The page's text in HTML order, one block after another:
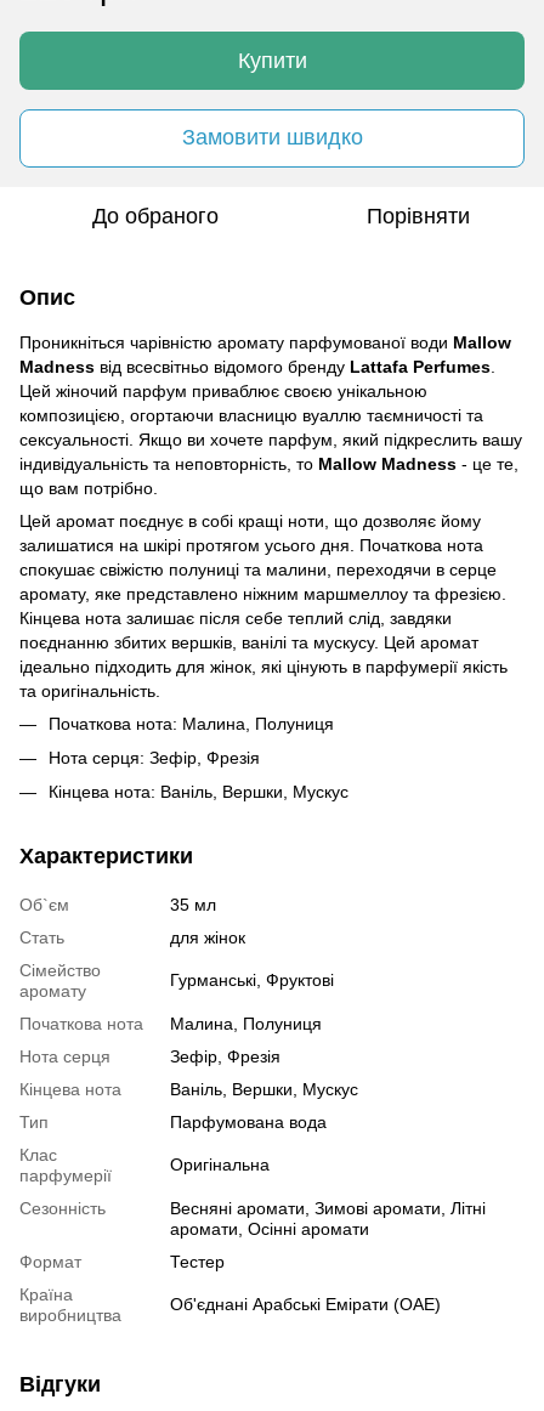
Купити
Замовити швидко
До обраного Порівняти
Опис
Проникніться чарівністю аромату парфумованої води Mallow
Madness від всесвітньо відомого бренду Lattafa Perfumes
Цей жіночий парфум приваблює своєю унікальною
композицією, огортаючи власницю вуаллю таємничості та
сексуальності. Якщо ви хочете парфум, який підкреслить вашу
індивідуальність та неповторність, то Mallow Madness - це те,
що вам потрібно.
Цей аромат поєднує в собі кращі ноти, що дозволяє йому
залишатися на шкірі протягом усього дня. Початкова нота
спокушає свіжістю полуниці та малини, переходячи в серце
аромату, яке представлено ніжним маршмеллоу та фрезією.
Кінцева нота залишає після себе теплий слід, завдяки
поєднанню збитих вершків, ванілі та мускусу. Цей аромат
ідеально підходить для жінок, які цінують в парфумерії якість
та оригінальність.
Початкова нота: Малина, Полуниця
Нота серця: Зефір, Фрезія
Кінцева нота: Ваніль, Вершки, Мускус
Характеристики
Об`єм
35 мл
Стать
для жінок
Сімейство
аромату
Гурманські, Фруктові
Початкова нота
Малина, Полуниця
Нота серця
Зефір, Фрезія
Кінцева нота
Ваніль, Вершки, Мускус
Тип
Парфумована вода
Клас
парфумерії
Оригінальна
Сезонність
Весняні аромати, Зимові аромати, Літні
аромати, Осінні аромати
Формат
Тестер
Країна
виробництва
Об'єднані Арабські Емірати (ОАЕ)
Відгуки